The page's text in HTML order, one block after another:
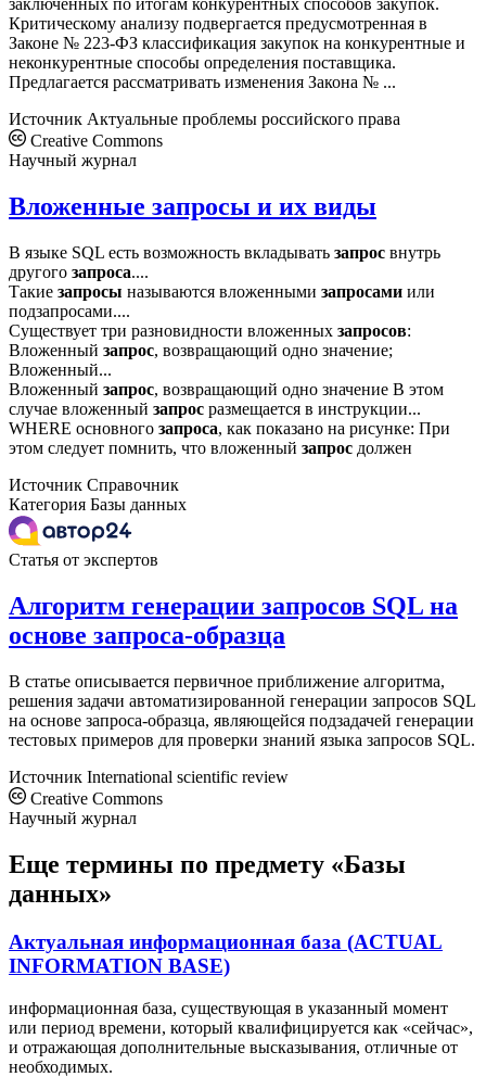
заключенных по итогам конкурентных способов закупок.
Критическому анализу подвергается предусмотренная в
Законе № 223-ФЗ классификация закупок на конкурентные и
неконкурентные способы определения поставщика.
Предлагается рассматривать изменения Закона № ...
Источник Актуальные проблемы российского права
Creative Commons
Научный журнал
Вложенные запросы и их виды
В языке SQL есть возможность вкладывать запрос внутрь
другого запроса....
Такие запросы называются вложенными запросами или
подзапросами....
Существует три разновидности вложенных запросов:
Вложенный запрос, возвращающий одно значение;
Вложенный...
Вложенный запрос, возвращающий одно значение В этом
случае вложенный запрос размещается в инструкции...
WHERE основного запроса, как показано на рисунке: При
этом следует помнить, что вложенный запрос должен
Источник Справочник
Категория Базы данных
Статья от экспертов
Алгоритм генерации запросов SQL на
основе запроса-образца
В статье описывается первичное приближение алгоритма,
решения задачи автоматизированной генерации запросов SQL
на основе запроса-образца, являющейся подзадачей генерации
тестовых примеров для проверки знаний языка запросов SQL.
Источник International scientific review
Creative Commons
Научный журнал
Еще термины по предмету «Базы
данных»
Актуальная информационная база (ACTUAL
INFORMATION BASE)
информационная база, существующая в указанный момент
или период времени, который квалифицируется как «сейчас»,
и отражающая дополнительные высказывания, отличные от
необходимых.